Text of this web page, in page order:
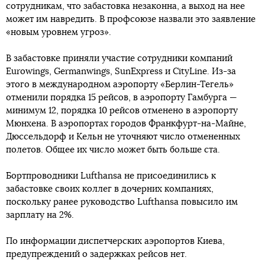
сотрудникам, что забастовка незаконна, а выход на нее
может им навредить. В профсоюзе назвали это заявление
«новым уровнем угроз».
В забастовке приняли участие сотрудники компаний
Eurowings, Germanwings, SunExpress и CityLine. Из-за
этого в международном аэропорту «Берлин-Тегель»
отменили порядка 15 рейсов, в аэропорту Гамбурга —
минимум 12, порядка 10 рейсов отменено в аэропорту
Мюнхена. В аэропортах городов Франкфурт-на-Майне,
Дюссельдорф и Кельн не уточняют число отмененных
полетов. Общее их число может быть больше ста.
Бортпроводники Lufthansa не присоединились к
забастовке своих коллег в дочерних компаниях,
поскольку ранее руководство Lufthansa повысило им
зарплату на 2%.
По информации диспетчерских аэропортов Киева,
предупреждений о задержках рейсов нет.